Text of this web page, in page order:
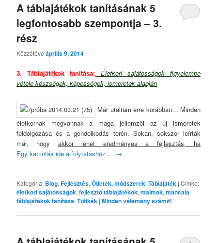
A táblajátékok tanításának 5
legfontosabb szempontja – 3.
rész
Közzétéveáprilis 9, 2014
3. Táblajátékok tanítása: Életkori sajátosságok figyelembe
vétele készségek, képességek, ismeretek alapján
Már utaltam erre korábban… Minden
életkornak megvannak a maga jellemzői az új ismeretek
feldolgozása és a gondolkodás terén. Sokan, sokszor leírták
már, hogy akkor lehet eredményes a fejlesztés, ha
Egy kattintás ide a folytatáshoz…. →
Kategória: Blog,Fejlesztés,Ötletek, módszerek,Táblajáték |Címke:
életkori sajátosságok,fejlesztő táblajátékok,malmok,mancala,
táblajátékok tanítása,Tőtikék |Minden vélemény számít!